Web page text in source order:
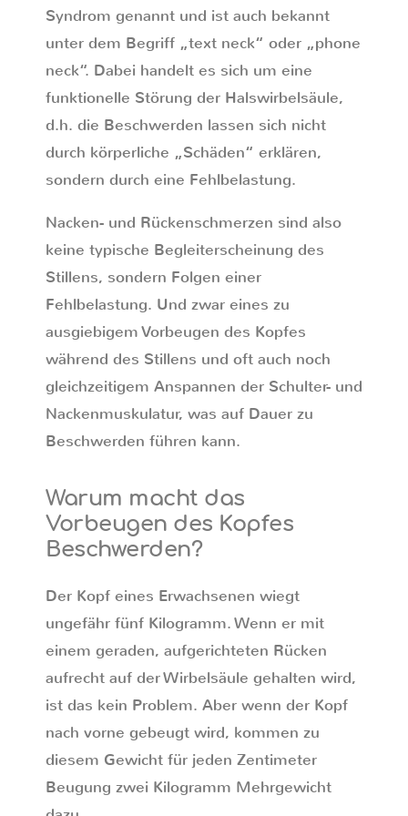
Syndrom genannt und ist auch bekannt
unter dem Begriff „text neck“ oder „phone
neck“. Dabei handelt es sich um eine
funktionelle Störung der Halswirbelsäule,
d.h. die Beschwerden lassen sich nicht
durch körperliche „Schäden“ erklären,
sondern durch eine Fehlbelastung.
Nacken- und Rückenschmerzen sind also
keine typische Begleiterscheinung des
Stillens, sondern Folgen einer
Fehlbelastung. Und zwar eines zu
ausgiebigem Vorbeugen des Kopfes
während des Stillens und oft auch noch
gleichzeitigem Anspannen der Schulter- und
Nackenmuskulatur, was auf Dauer zu
Beschwerden führen kann.
Warum macht das
Vorbeugen des Kopfes
Beschwerden?
Der Kopf eines Erwachsenen wiegt
ungefähr fünf Kilogramm. Wenn er mit
einem geraden, aufgerichteten Rücken
aufrecht auf der Wirbelsäule gehalten wird,
ist das kein Problem. Aber wenn der Kopf
nach vorne gebeugt wird, kommen zu
diesem Gewicht für jeden Zentimeter
Beugung zwei Kilogramm Mehrgewicht